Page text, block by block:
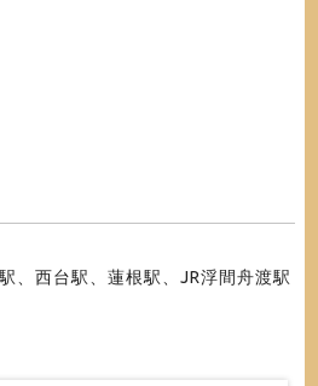
、西台駅、蓮根駅、JR浮間舟渡駅